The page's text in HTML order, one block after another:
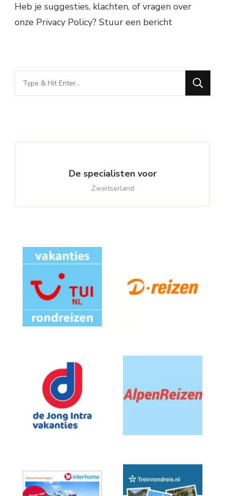
Heb je suggesties, klachten, of vragen over
onze Privacy Policy? Stuur een bericht
Looking
for
De specialisten voor
Zweitserland